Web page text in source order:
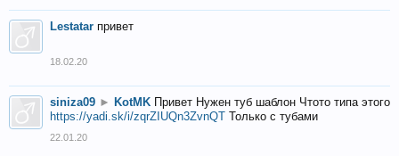
Lestatar привет
18.02.20
siniza09 ► KotMK Привет Нужен туб шаблон Чтото типа этого
https://yadi.sk/i/zqrZIUQn3ZvnQT Только с тубами
22.01.20